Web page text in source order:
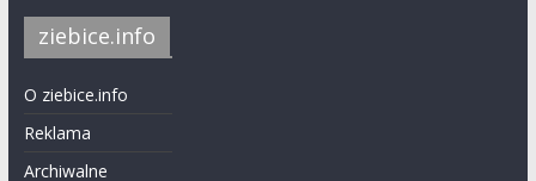
ziebice.info
O ziebice.info
Reklama
Archiwalne